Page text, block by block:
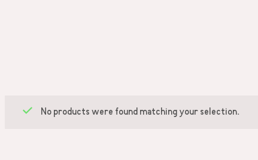
No products were found matching your selection.